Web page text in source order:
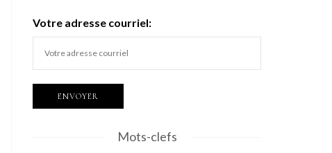
Votre adresse courriel:
Mots-clefs